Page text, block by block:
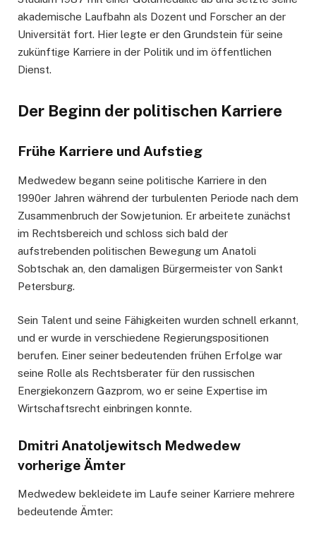
akademische Laufbahn als Dozent und Forscher an der
Universität fort. Hier legte er den Grundstein für seine
zukünftige Karriere in der Politik und im öffentlichen
Dienst.
Der Beginn der politischen Karriere
Frühe Karriere und Aufstieg
Medwedew begann seine politische Karriere in den
1990er Jahren während der turbulenten Periode nach dem
Zusammenbruch der Sowjetunion. Er arbeitete zunächst
im Rechtsbereich und schloss sich bald der
aufstrebenden politischen Bewegung um Anatoli
Sobtschak an, den damaligen Bürgermeister von Sankt
Petersburg.
Sein Talent und seine Fähigkeiten wurden schnell erkannt,
und er wurde in verschiedene Regierungspositionen
berufen. Einer seiner bedeutenden frühen Erfolge war
seine Rolle als Rechtsberater für den russischen
Energiekonzern Gazprom, wo er seine Expertise im
Wirtschaftsrecht einbringen konnte.
Dmitri Anatoljewitsch Medwedew
vorherige Ämter
Medwedew bekleidete im Laufe seiner Karriere mehrere
bedeutende Ämter: